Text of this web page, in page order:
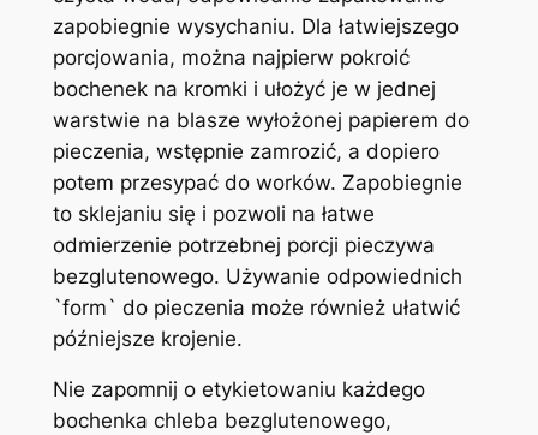
zapobiegnie wysychaniu. Dla łatwiejszego
porcjowania, można najpierw pokroić
bochenek na kromki i ułożyć je w jednej
warstwie na blasze wyłożonej papierem do
pieczenia, wstępnie zamrozić, a dopiero
potem przesypać do worków. Zapobiegnie
to sklejaniu się i pozwoli na łatwe
odmierzenie potrzebnej porcji pieczywa
bezglutenowego. Używanie odpowiednich
`form` do pieczenia może również ułatwić
późniejsze krojenie.
Nie zapomnij o etykietowaniu każdego
bochenka chleba bezglutenowego,